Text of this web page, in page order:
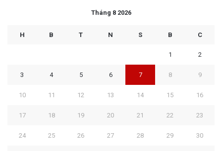
Tháng 8 2026
H B T N S B C
1 2
3 4 5 6 7 8 9
10 11 12 13 14 15 16
17 18 19 20 21 22 23
24 25 26 27 28 29 30